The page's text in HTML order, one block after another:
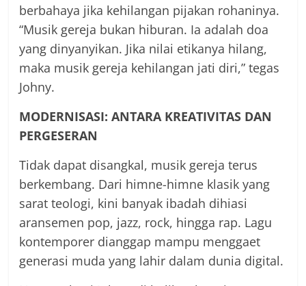
berbahaya jika kehilangan pijakan rohaninya.
“Musik gereja bukan hiburan. Ia adalah doa
yang dinyanyikan. Jika nilai etikanya hilang,
maka musik gereja kehilangan jati diri,” tegas
Johny.
MODERNISASI: ANTARA KREATIVITAS DAN
PERGESERAN
Tidak dapat disangkal, musik gereja terus
berkembang. Dari himne-himne klasik yang
sarat teologi, kini banyak ibadah dihiasi
aransemen pop, jazz, rock, hingga rap. Lagu
kontemporer dianggap mampu menggaet
generasi muda yang lahir dalam dunia digital.